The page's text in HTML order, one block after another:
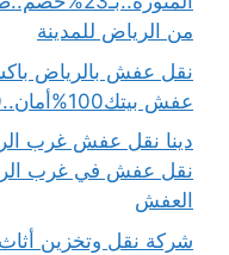
من الرياض للمدينة
نقل عفش بالرياض
عفش بيتك100%أمان..150خصم فوري
العفش